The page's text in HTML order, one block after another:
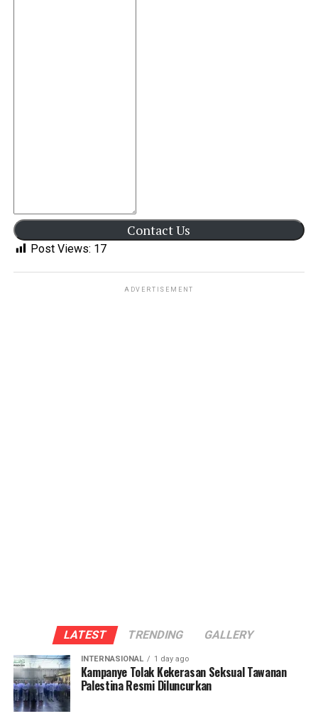
Contact Us
Post Views: 17
ADVERTISEMENT
LATEST TRENDING GALLERY
INTERNASIONAL 1 day ago
Kampanye Tolak Kekerasan Seksual Tawanan
Palestina Resmi Diluncurkan